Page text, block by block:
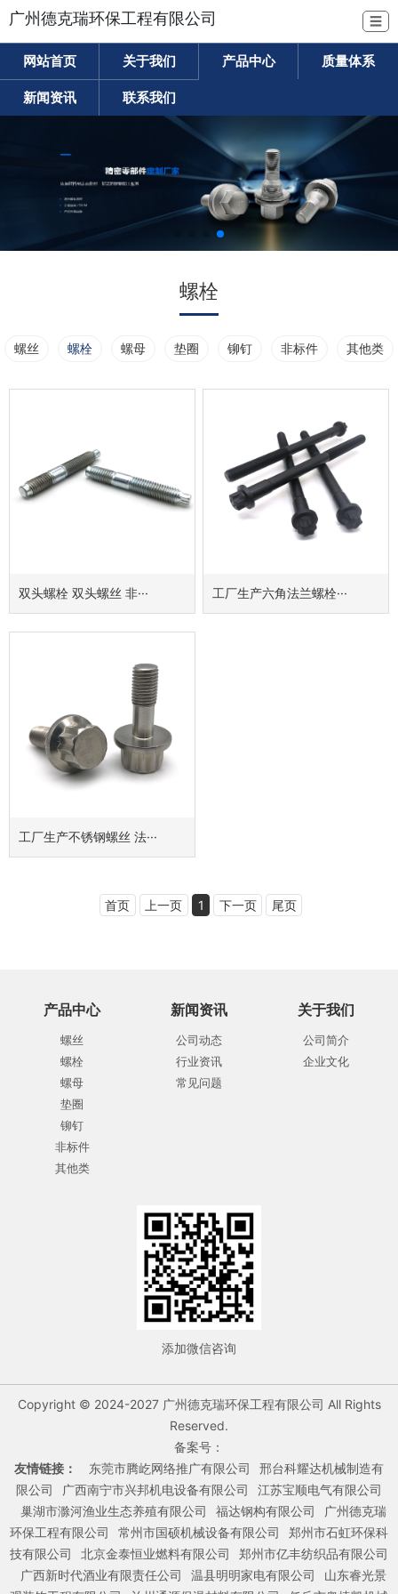
广州德克瑞环保工程有限公司 ☰
网站首页 关于我们 产品中心 质量体系
新闻资讯 联系我们
螺栓
螺丝 螺栓 螺母 垫圈 铆钉 非标件 其他类
双头螺栓 双头螺丝 非··· 工厂生产六角法兰螺栓···
工厂生产不锈钢螺丝 法···
首页 上一页 1 下一页 尾页
产品中心
螺丝
螺栓
螺母
垫圈
铆钉
非标件
其他类
新闻资讯
公司动态
行业资讯
常见问题
关于我们
公司简介
企业文化
添加微信咨询
Copyright © 2024-2027 广州德克瑞环保工程有限公司 All Rights
Reserved.
备案号：
友情链接：
东莞市腾屹网络推广有限公司
邢台科耀达机械制造有
限公司
广西南宁市兴邦机电设备有限公司
江苏宝顺电气有限公司
巢湖市滁河渔业生态养殖有限公司
福达钢构有限公司
广州德克瑞
环保工程有限公司
常州市国硕机械设备有限公司
郑州市石虹环保科
技有限公司
北京金泰恒业燃料有限公司
郑州市亿丰纺织品有限公司
广西新时代酒业有限责任公司
温县明明家电有限公司
山东睿光景